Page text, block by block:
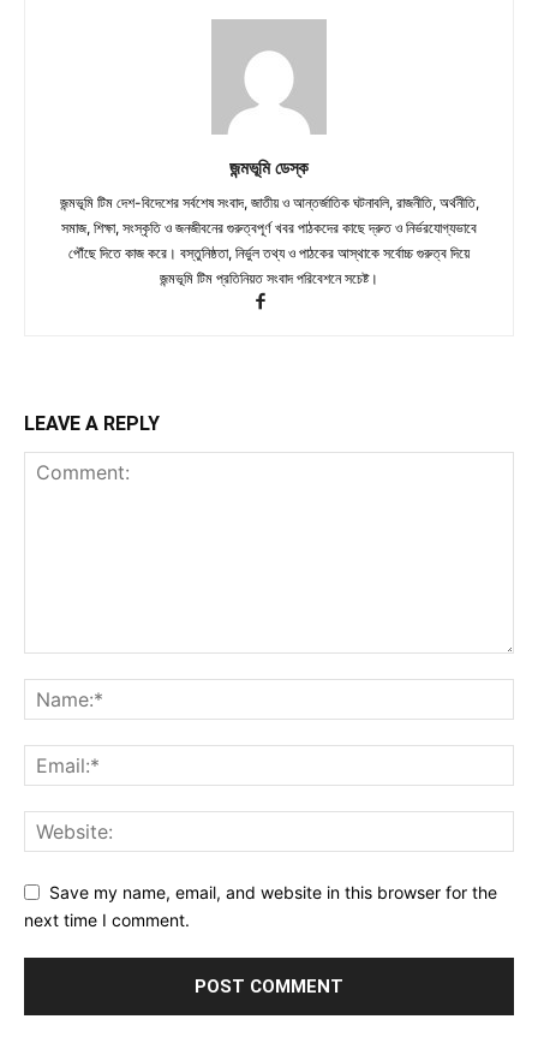
জন্মভূমি ডেস্ক
জন্মভূমি টিম দেশ-বিদেশের সর্বশেষ সংবাদ, জাতীয় ও আন্তর্জাতিক ঘটনাবলি, রাজনীতি, অর্থনীতি,
সমাজ, শিক্ষা, সংস্কৃতি ও জনজীবনের গুরুত্বপূর্ণ খবর পাঠকদের কাছে দ্রুত ও নির্ভরযোগ্যভাবে
পৌঁছে দিতে কাজ করে। বস্তুনিষ্ঠতা, নির্ভুল তথ্য ও পাঠকের আস্থাকে সর্বোচ্চ গুরুত্ব দিয়ে
জন্মভূমি টিম প্রতিনিয়ত সংবাদ পরিবেশনে সচেষ্ট।
LEAVE A REPLY
Save my name, email, and website in this browser for the
next time I comment.